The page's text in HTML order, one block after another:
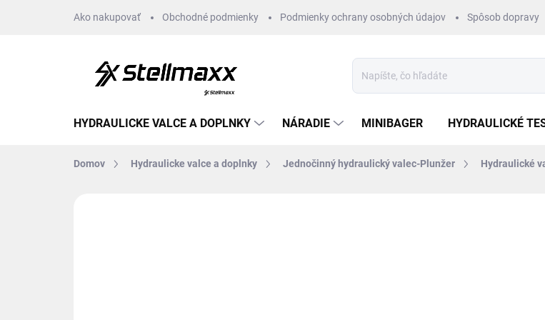
Ako nakupovať Obchodné podmienky Podmienky ochrany osobných údajov Spôsob dopravy
HYDRAULICKE VALCE A DOPLNKY NÁRADIE MINIBAGER HYDRAULICKÉ
Domov Hydraulicke valce a doplnky Jednočinný hydraulický valec-Plunžer Hydraulické